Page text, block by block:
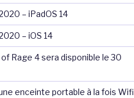
– iPadOS 14
– iOS 14
Rage 4 sera disponible le 30
enceinte portable à la fois Wifi